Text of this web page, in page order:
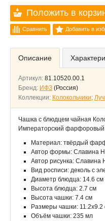
Положить в
Сравнить Добавить в
Описание
Артикул: 81.10520.00.1
Бренд: ИФЗ (Россия)
Коллекции: Колокольчики;
Чашка с блюдцем чайная
Императорский фарфоровый
Материал: твёрдый
Автор формы: Славина
Автор рисунка: Славина
Вид росписи: деколь с
Диаметр блюдца: 14.6 см
Высота блюдца: 2.7 см
Высота чашки: 7.4 см
Размеры чашки: 11.2х9.2
Объём чашки: 235 мл